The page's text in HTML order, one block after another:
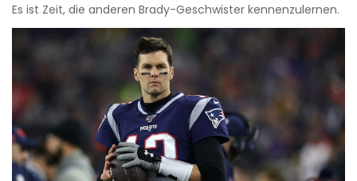
Es ist Zeit, die anderen Brady-Geschwister kennenzulernen.